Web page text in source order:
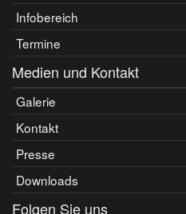
Infobereich
Termine
Medien und Kontakt
Galerie
Kontakt
Presse
Downloads
Folgen Sie uns